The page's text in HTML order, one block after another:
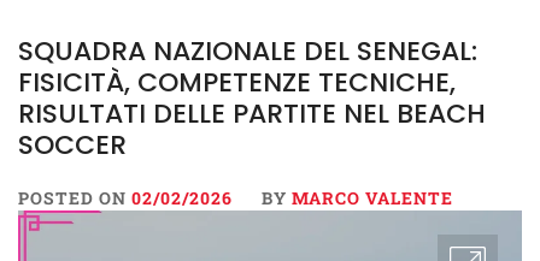
SQUADRA NAZIONALE DEL SENEGAL:
FISICITÀ, COMPETENZE TECNICHE,
RISULTATI DELLE PARTITE NEL BEACH
SOCCER
POSTED ON 02/02/2026 BY MARCO VALENTE